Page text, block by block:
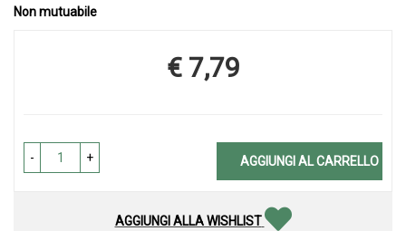
Non mutuabile
Prezzo
€ 7,79
- + AGGIUNGI AL CARRELLO
AGGIUNGI ALLA WISHLIST